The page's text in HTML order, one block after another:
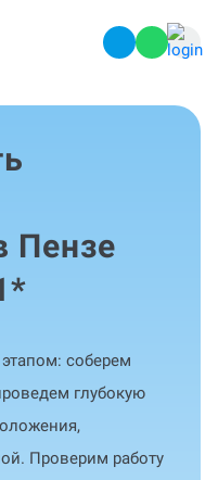
Пензе
*
соберем
глубокую
Проверим работу